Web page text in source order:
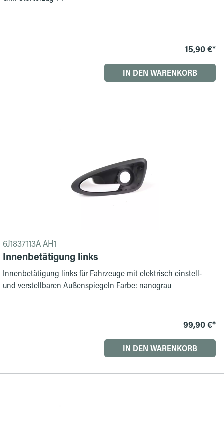
15,90 €*
IN DEN WARENKORB
6J1837113A AH1
Innenbetätigung links
Innenbetätigung links für Fahrzeuge mit elektrisch einstell-
und verstellbaren Außenspiegeln Farbe: nanograu
99,90 €*
IN DEN WARENKORB